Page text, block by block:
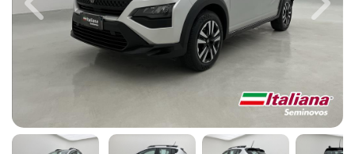
Previous Next